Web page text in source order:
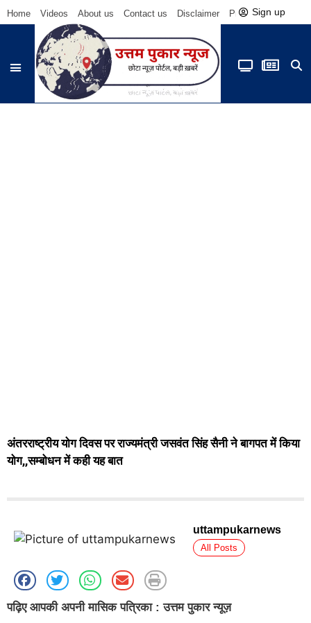
Home Videos About us Contact us Disclaimer Privacy Policy
Sign up
अंतरराष्ट्रीय योग दिवस पर राज्यमंत्री जसवंत सिंह सैनी ने बागपत में किया
योग,,सम्बोधन में कही यह बात
uttampukarnews
All Posts
पढ़िए आपकी अपनी मासिक पत्रिका : उत्तम पुकार न्यूज़